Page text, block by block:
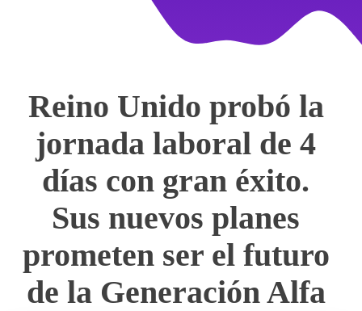
Reino Unido probó la
jornada laboral de 4
días con gran éxito.
Sus nuevos planes
prometen ser el futuro
de la Generación Alfa